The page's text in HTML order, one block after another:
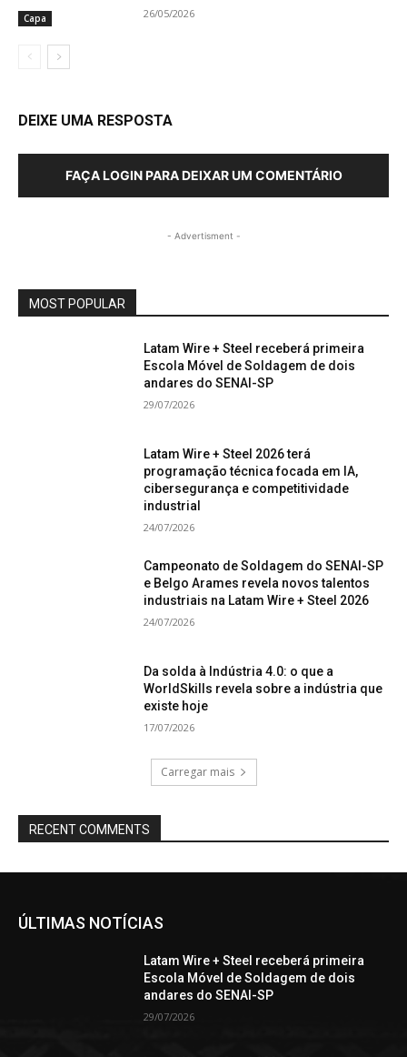
Capa 26/05/2026
DEIXE UMA RESPOSTA
FAÇA LOGIN PARA DEIXAR UM COMENTÁRIO
- Advertisment -
MOST POPULAR
Latam Wire + Steel receberá primeira
Escola Móvel de Soldagem de dois
andares do SENAI-SP
29/07/2026
Latam Wire + Steel 2026 terá
programação técnica focada em IA,
cibersegurança e competitividade
industrial
24/07/2026
Campeonato de Soldagem do SENAI-SP
e Belgo Arames revela novos talentos
industriais na Latam Wire + Steel 2026
24/07/2026
Da solda à Indústria 4.0: o que a
WorldSkills revela sobre a indústria que
existe hoje
17/07/2026
Carregar mais
RECENT COMMENTS
ÚLTIMAS NOTÍCIAS
Latam Wire + Steel receberá primeira
Escola Móvel de Soldagem de dois
andares do SENAI-SP
29/07/2026